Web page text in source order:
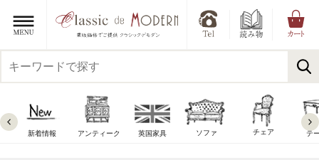
新着情報 アンティーク 英国家具 ソファ チェア テ